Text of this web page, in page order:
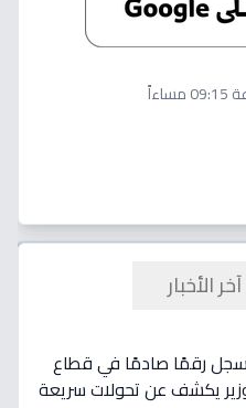
آخر الأخبار
رقمًا صادمًا في قطاع
يكشف عن تحولات سريعة